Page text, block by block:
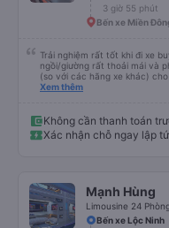
3 giờ 55 phút
Bến xe Miền
Trải nghiệm rất tốt khi đi xe
ngồi/giường rất thoải mái và
(so với các hãng xe khác)
sử dụng lại sau.
Xem thêm
Không cần thanh toán
Xác nhận chỗ ngay lập
Mạnh Hùng
Limousine 24
Bến xe Lộc Ninh